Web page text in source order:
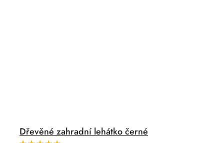
Dřevěné zahradní lehátko černé